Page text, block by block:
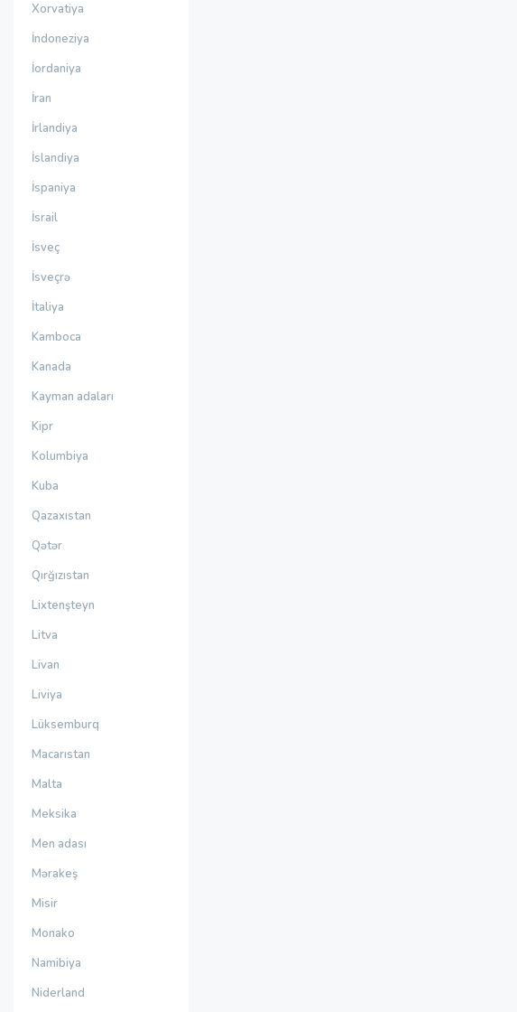
Xorvatiya
İndoneziya
İordaniya
İran
İrlandiya
İslandiya
İspaniya
İsrail
İsveç
İsveçrə
İtaliya
Kamboca
Kanada
Kayman adaları
Kipr
Kolumbiya
Kuba
Qazaxıstan
Qətər
Qırğızıstan
Lixtenşteyn
Litva
Livan
Liviya
Lüksemburq
Macarıstan
Malta
Meksika
Men adası
Mərakeş
Misir
Monako
Namibiya
Niderland